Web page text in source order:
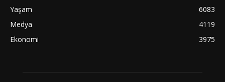
Yaşam
6083
Medya
4119
Ekonomi
3975